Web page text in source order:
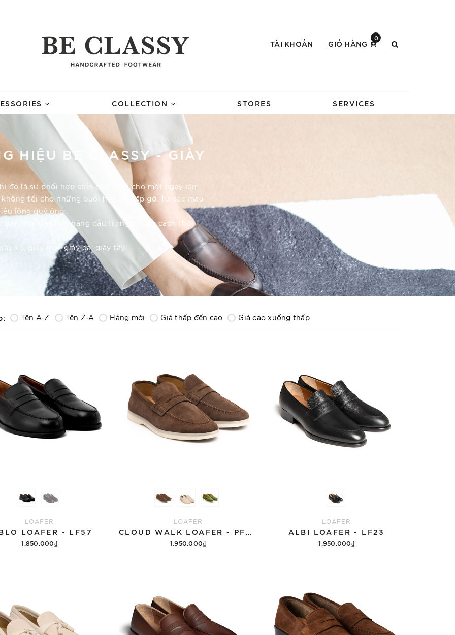
TÀI KHOẢN GIỎ HÀNG
0
COLLECTION STORES SERVICES
HIỆU BE CLASSY - GIÀY
đó là sự phối hợp chỉn chu nhất cho một ngày làm
tồi cho những buổi hẹn hò gặp gỡ. Từ các mẫu
lòng quý ông .
ông lựa chọn hàng đầu trong phong cách thời
xỏ, giày mọi, giày da, giày tây
Tên A-Z Tên Z-A Hàng mới Giá thấp đến cao Giá cao xuống thấp
LOAFER
LOAFER - LF57
1.850.000₫
LOAFER
CLOUD WALK LOAFER - PF007
1.950.000₫
LOAFER
ALBI LOAFER - LF23
1.950.000₫